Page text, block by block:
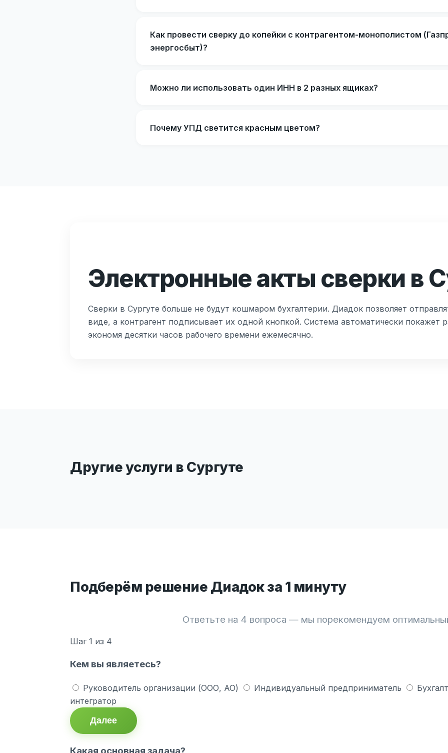
Как провести сверку до копейки с контрагентом-монополистом
энергосбыт)?
Можно ли использовать один ИНН в 2 разных ящиках?
Почему УПД светится красным цветом?
Электронные акты сверки в
Сверки в Сургуте больше не будут кошмаром бухгалтерии. Диадок позволяет
виде, а контрагент подписывает их одной кнопкой. Система автоматически покажет
экономя десятки часов рабочего времени ежемесячно.
Другие услуги в Сургуте
Подберём решение Диадок за 1 минуту
Ответьте на 4 вопроса — мы порекомендуем
Шаг 1 из 4
Кем вы являетесь?
Руководитель организации (ООО, АО) Индивидуальный предприниматель
интегратор
Далее
Какая основная задача?